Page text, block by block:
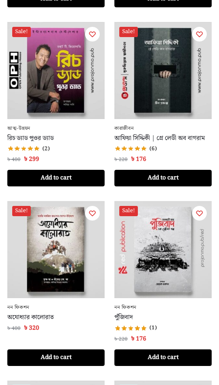
Sale!
আত্ম-উন্নয়ন
রিচ ড্যাড পুওর ড্যাড
(2)
৳400 ৳299
Add to cart
Sale!
কারাজীবন
আফিয়া সিদ্দিকী | গ্রে লেডী অব বাগরাম
(6)
৳220 ৳176
Add to cart
Sale!
নন ফিকশন
অযোধ্যার কালোরাত
৳400 ৳320
Add to cart
Sale!
নন ফিকশন
পুঁজিবাদ
(1)
৳220 ৳176
Add to cart